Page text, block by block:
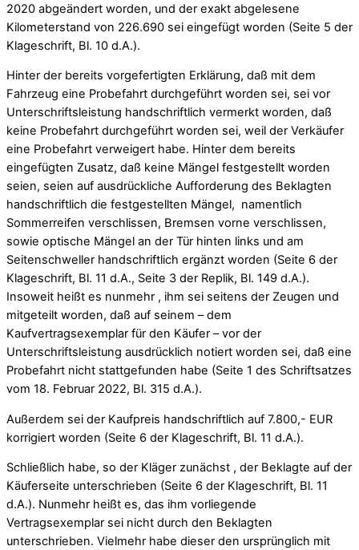
2020 abgeändert worden, und der exakt abgelesene
Kilometerstand von 226.690 sei eingefügt worden (Seite 5 der
Klageschrift, Bl. 10 d.A.).
Hinter der bereits vorgefertigten Erklärung, daß mit dem
Fahrzeug eine Probefahrt durchgeführt worden sei, sei vor
Unterschriftsleistung handschriftlich vermerkt worden, daß
keine Probefahrt durchgeführt worden sei, weil der Verkäufer
eine Probefahrt verweigert habe. Hinter dem bereits
eingefügten Zusatz, daß keine Mängel festgestellt worden
seien, seien auf ausdrückliche Aufforderung des Beklagten
handschriftlich die festgestellten Mängel, namentlich
Sommerreifen verschlissen, Bremsen vorne verschlissen,
sowie optische Mängel an der Tür hinten links und am
Seitenschweller handschriftlich ergänzt worden (Seite 6 der
Klageschrift, Bl. 11 d.A., Seite 3 der Replik, Bl. 149 d.A.).
Insoweit heißt es nunmehr , ihm sei seitens der Zeugen und
mitgeteilt worden, daß auf seinem – dem
Kaufvertragsexemplar für den Käufer – vor der
Unterschriftsleistung ausdrücklich notiert worden sei, daß eine
Probefahrt nicht stattgefunden habe (Seite 1 des Schriftsatzes
vom 18. Februar 2022, Bl. 315 d.A.).
Außerdem sei der Kaufpreis handschriftlich auf 7.800,- EUR
korrigiert worden (Seite 6 der Klageschrift, Bl. 11 d.A.).
Schließlich habe, so der Kläger zunächst , der Beklagte auf der
Käuferseite unterschrieben (Seite 6 der Klageschrift, Bl. 11
d.A.). Nunmehr heißt es, das ihm vorliegende
Vertragsexemplar sei nicht durch den Beklagten
unterschrieben. Vielmehr habe dieser den ursprünglich mit